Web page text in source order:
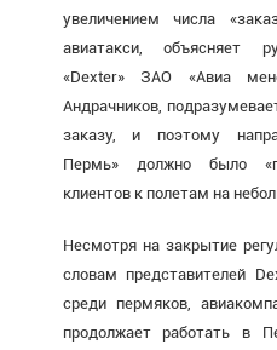
увеличением числа
авиатакси, объясняет
«Dexter» ЗАО «Авиа
Андрачников,
заказу, и поэтому
Пермь» должно было
клиентов к полетам на
Несмотря на закрытие
словам представителей
среди пермяков,
продолжает работать в